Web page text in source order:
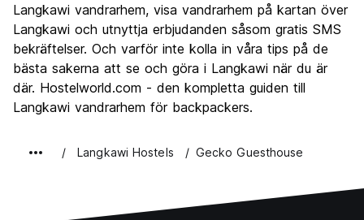
Festa
6.7
Värde för pengarna
7.5
Langkawi vandrarhem, visa vandrarhem på kartan över
Langkawi och utnyttja erbjudanden såsom gratis SMS
bekräftelser. Och varför inte kolla in våra tips på de
bästa sakerna att se och göra i Langkawi när du är
där. Hostelworld.com - den kompletta guiden till
Langkawi vandrarhem för backpackers.
Langkawi Hostels Gecko Guesthouse